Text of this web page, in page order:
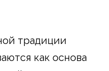
традиции
как основа